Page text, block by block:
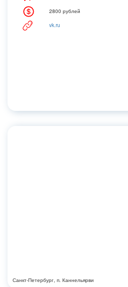
2800 рублей
vk.ru
Санкт-Петербург, п. Каннельярви